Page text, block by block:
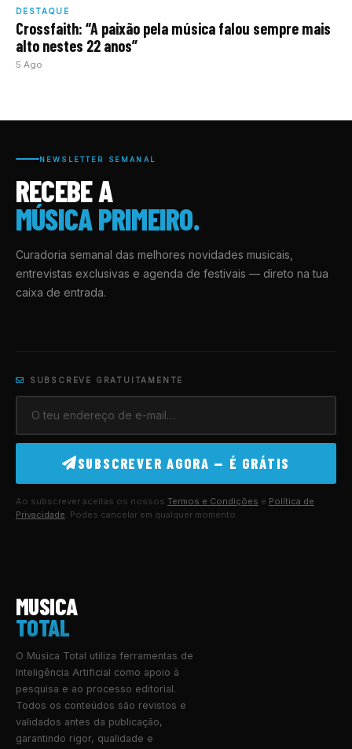
DESTAQUE
Crossfaith: “A paixão pela música falou sempre mais
alto nestes 22 anos”
5 Ago
NEWSLETTER SEMANAL
RECEBE A
MÚSICA PRIMEIRO.
Curadoria semanal das melhores novidades musicais,
entrevistas exclusivas e agenda de festivais — direto na tua
caixa de entrada.
SUBSCREVE GRATUITAMENTE
SUBSCREVER AGORA — É GRÁTIS
Ao subscrever aceitas os nossos Termos e Condições e Política de
Privacidade . Podes cancelar em qualquer momento.
MUSICA
TOTAL
O Música Total utiliza ferramentas de
Inteligência Artificial como apoio à
pesquisa e ao processo editorial.
Todos os conteúdos são revistos e
validados antes da publicação,
garantindo rigor, qualidade e